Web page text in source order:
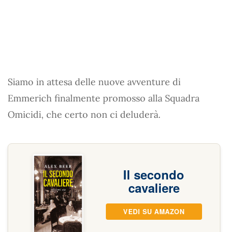
Siamo in attesa delle nuove avventure di
Emmerich finalmente promosso alla Squadra
Omicidi, che certo non ci deluderà.
Il secondo
cavaliere
VEDI SU AMAZON